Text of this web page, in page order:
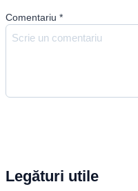
Comentariu *
Legături utile